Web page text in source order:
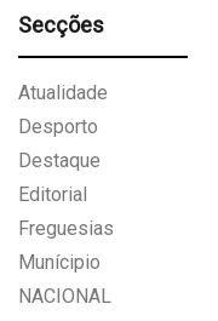
Secções
Atualidade
Desporto
Destaque
Editorial
Freguesias
Munícipio
NACIONAL